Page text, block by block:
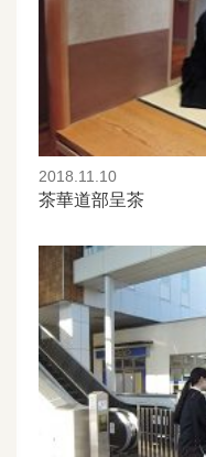
2018.11.10
茶華道部呈茶